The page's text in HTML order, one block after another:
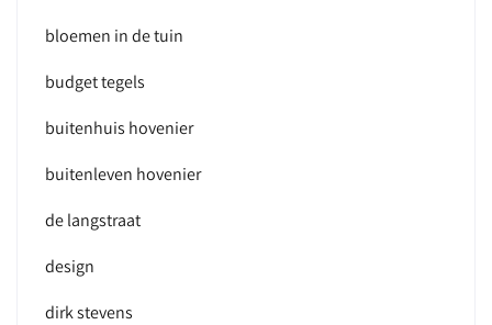
bloemen in de tuin
budget tegels
buitenhuis hovenier
buitenleven hovenier
de langstraat
design
dirk stevens